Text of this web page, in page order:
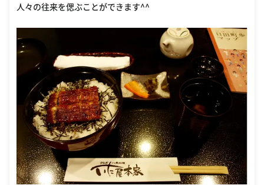
人々の往来を偲ぶことができます^^